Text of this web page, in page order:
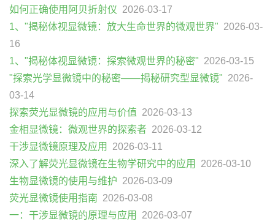
如何正确使用阿贝折射仪 2026-03-17
1、"揭秘体视显微镜：放大生命世界的微观世界" 2026-03-
16
1、"揭秘体视显微镜：探索微观世界的秘密" 2026-03-15
"探索光学显微镜中的秘密——揭秘研究型显微镜" 2026-
03-14
探索荧光显微镜的应用与价值 2026-03-13
金相显微镜：微观世界的探索者 2026-03-12
干涉显微镜原理及应用
2026-03-11
深入了解荧光显微镜在生物学研究中的应用
2026-03-10
生物显微镜的使用与维护 2026-03-09
荧光显微镜使用指南 2026-03-08
一：干涉显微镜的原理与应用
2026-03-07